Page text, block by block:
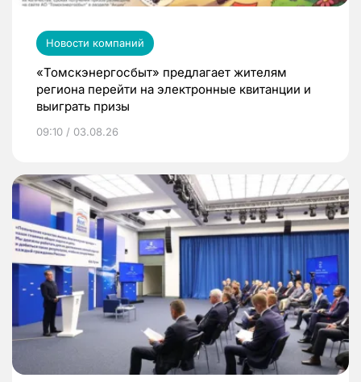
Новости компаний
«Томскэнергосбыт» предлагает жителям
региона перейти на электронные квитанции и
выиграть призы
09:10 / 03.08.26